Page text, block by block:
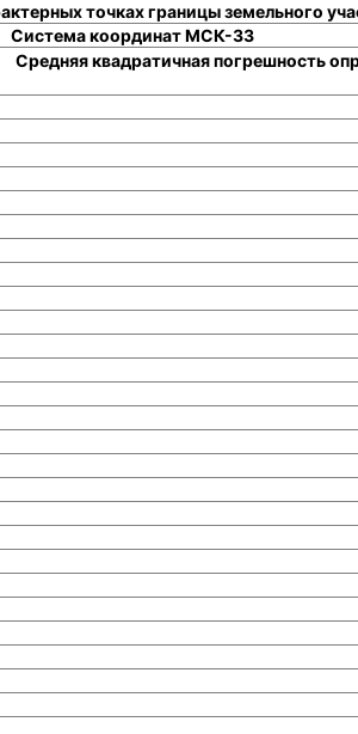
точках границы земельного
Система координат МСК-33
Средняя квадратичная погрешность